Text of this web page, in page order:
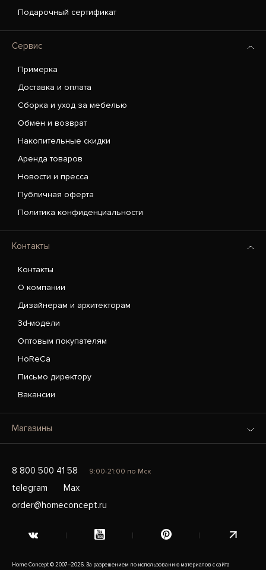
Подарочный сертификат
Сервис
Примерка
Доставка и оплата
Сборка и уход за мебелью
Обмен и возврат
Накопительные скидки
Аренда товаров
Новости и пресса
Публичная оферта
Политика конфиденциальности
Контакты
Контакты
О компании
Дизайнерам и архитекторам
3d-модели
Оптовым покупателям
HoReCa
Письмо директору
Вакансии
Магазины
8 800 500 41 58 9:00-21:00 по Мск
telegram
Max
order@homeconcept.ru
Home Concept © 2007–2026. За разрешением по использованию материалов с сайта